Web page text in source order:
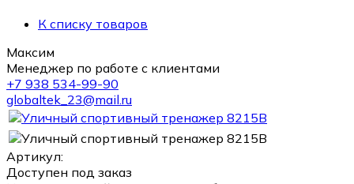
К списку товаров
Максим
Менеджер по работе с клиентами
+7 938 534-99-90
globaltek_23@mail.ru
Артикул:
Доступен под заказ